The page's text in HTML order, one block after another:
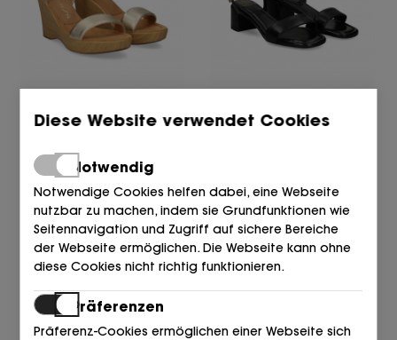
CARMELITA METALIZADA
BRONCE Mumm
89,90€
CARMELITA PIEL NEGRO
SCHWARZ
Diese Website verwendet Cookies
Notwendig
Notwendige Cookies helfen dabei, eine Webseite
nutzbar zu machen, indem sie Grundfunktionen wie
Seitennavigation und Zugriff auf sichere Bereiche
der Webseite ermöglichen. Die Webseite kann ohne
diese Cookies nicht richtig funktionieren.
Präferenzen
Präferenz-Cookies ermöglichen einer Webseite sich